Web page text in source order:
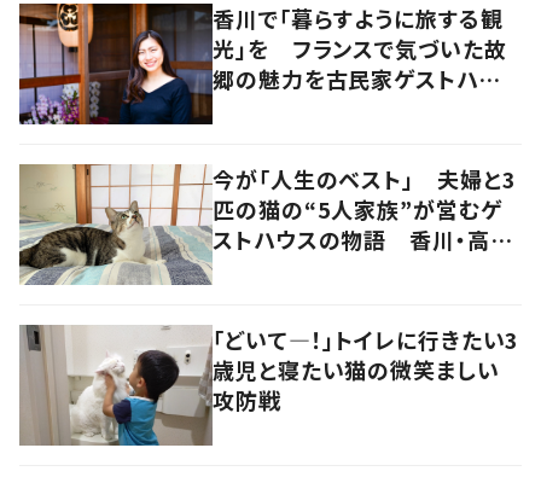
香川で「暮らすように旅する観
光」を フランスで気づいた故
郷の魅力を古民家ゲストハウス
今が「人生のベスト」 夫婦と3
匹の猫の“5人家族”が営むゲ
ストハウスの物語 香川・高松
「どいて―！」トイレに行きたい3
歳児と寝たい猫の微笑ましい
攻防戦